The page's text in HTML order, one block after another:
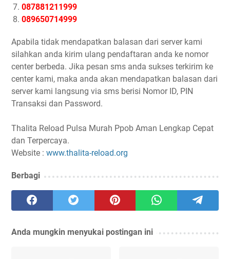
087881211999
089650714999
Apabila tidak mendapatkan balasan dari server kami
silahkan anda kirim ulang pendaftaran anda ke nomor
center berbeda. Jika pesan sms anda sukses terkirim ke
center kami, maka anda akan mendapatkan balasan dari
server kami langsung via sms berisi Nomor ID, PIN
Transaksi dan Password.
Thalita Reload Pulsa Murah Ppob Aman Lengkap Cepat
dan Terpercaya.
Website : www.thalita-reload.org
Berbagi
Anda mungkin menyukai postingan ini